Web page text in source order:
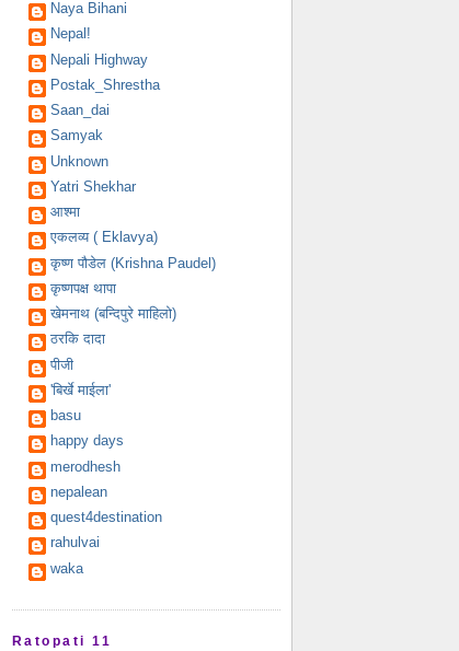
Naya Bihani
Nepal!
Nepali Highway
Postak_Shrestha
Saan_dai
Samyak
Unknown
Yatri Shekhar
आश्मा
एकलव्य ( Eklavya)
कृष्ण पौडेल (Krishna Paudel)
कृष्णपक्ष थापा
खेमनाथ (बन्दिपुरे माहिलो)
ठरकि दादा
पीजी
'बिर्खे माईला'
basu
happy days
merodhesh
nepalean
quest4destination
rahulvai
waka
Ratopati 11